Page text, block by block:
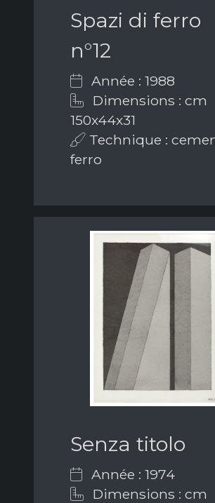
Spazi di ferro
n°12
Année : 1988
Dimensions : cm
150x44x31
Technique :
ferro
Senza titolo
Année : 1974
Dimensions : cm